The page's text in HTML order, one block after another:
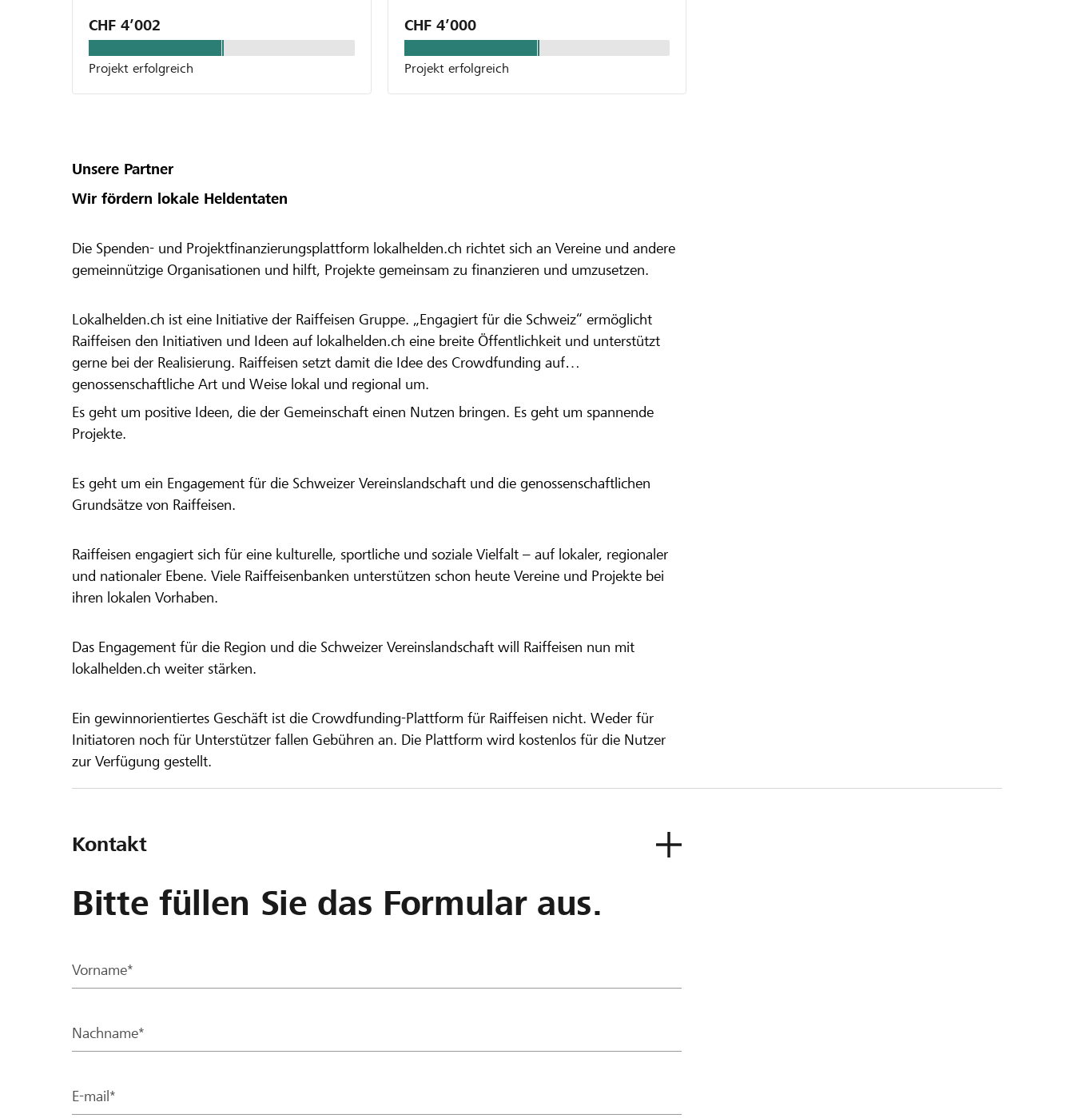
CHF 4’002
Projekt erfolgreich
CHF 4’000
Projekt erfolgreich
Unsere Partner
Wir fördern lokale Heldentaten
Die Spenden- und Projektfinanzierungsplattform lokalhelden.ch richtet sich an Vereine und andere
gemeinnützige Organisationen und hilft, Projekte gemeinsam zu finanzieren und umzusetzen.
Lokalhelden.ch ist eine Initiative der Raiffeisen Gruppe. „Engagiert für die Schweiz“ ermöglicht
Raiffeisen den Initiativen und Ideen auf lokalhelden.ch eine breite Öffentlichkeit und unterstützt
gerne bei der Realisierung. Raiffeisen setzt damit die Idee des Crowdfunding auf
genossenschaftliche Art und Weise lokal und regional um.
Es geht um positive Ideen, die der Gemeinschaft einen Nutzen bringen. Es geht um spannende
Projekte.
Es geht um ein Engagement für die Schweizer Vereinslandschaft und die genossenschaftlichen
Grundsätze von Raiffeisen.
Raiffeisen engagiert sich für eine kulturelle, sportliche und soziale Vielfalt – auf lokaler, regionaler
und nationaler Ebene. Viele Raiffeisenbanken unterstützen schon heute Vereine und Projekte bei
ihren lokalen Vorhaben.
Das Engagement für die Region und die Schweizer Vereinslandschaft will Raiffeisen nun mit
lokalhelden.ch weiter stärken.
Ein gewinnorientiertes Geschäft ist die Crowdfunding-Plattform für Raiffeisen nicht. Weder für
Initiatoren noch für Unterstützer fallen Gebühren an. Die Plattform wird kostenlos für die Nutzer
zur Verfügung gestellt.
Kontakt
Bitte füllen Sie das Formular aus.
Vorname*
Nachname*
E-mail*